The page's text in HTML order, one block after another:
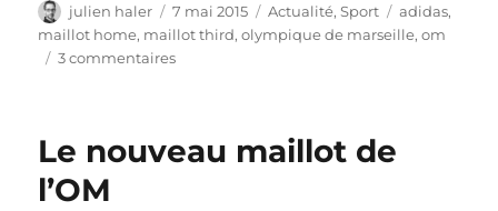
Auteur
julien haler
Publié
le
7 mai 2015 Catégories
Actualité,Sport Étiquettes
adidas,
maillot home, maillot third,olympique de marseille,om
3 commentairessur
saison
Le nouveau maillot de
l’OM